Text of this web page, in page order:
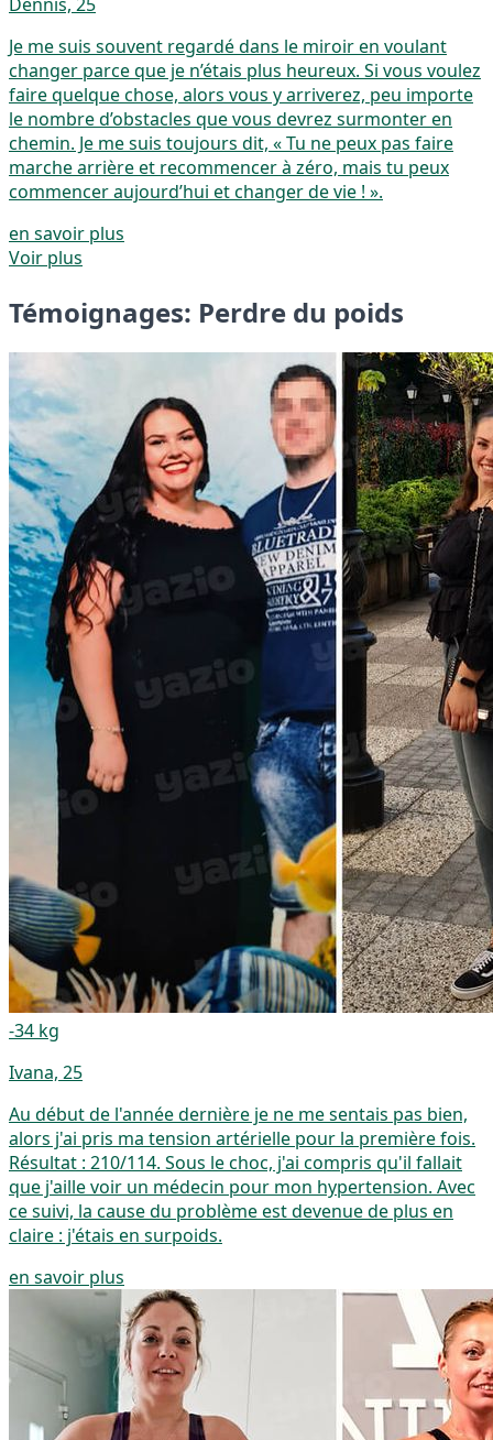
Je me suis souvent regardé dans le miroir en voulant
changer parce que je n’étais plus heureux. Si vous voulez
faire quelque chose, alors vous y arriverez, peu importe
le nombre d’obstacles que vous devrez surmonter en
chemin. Je me suis toujours dit, « Tu ne peux pas faire
marche arrière et recommencer à zéro, mais tu peux
commencer aujourd’hui et changer de vie ! ».
en savoir plus
Voir plus
Témoignages: Perdre du poids
-34 kg
Ivana, 25
Au début de l'année dernière je ne me sentais pas bien,
alors j'ai pris ma tension artérielle pour la première fois.
Résultat : 210/114. Sous le choc, j'ai compris qu'il fallait
que j'aille voir un médecin pour mon hypertension. Avec
ce suivi, la cause du problème est devenue de plus en
claire : j'étais en surpoids.
en savoir plus